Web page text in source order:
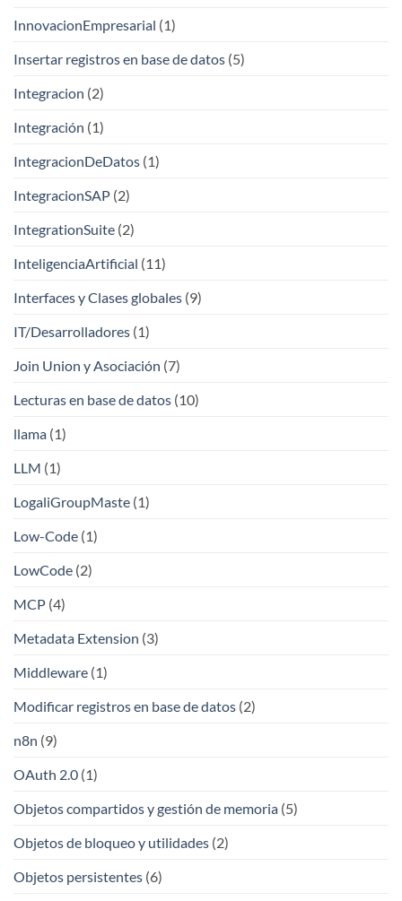
InnovacionEmpresarial (1)
Insertar registros en base de datos (5)
Integracion (2)
Integración (1)
IntegracionDeDatos (1)
IntegracionSAP (2)
IntegrationSuite (2)
InteligenciaArtificial (11)
Interfaces y Clases globales (9)
IT/Desarrolladores (1)
Join Union y Asociación (7)
Lecturas en base de datos (10)
llama (1)
LLM (1)
LogaliGroupMaste (1)
Low-Code (1)
LowCode (2)
MCP (4)
Metadata Extension (3)
Middleware (1)
Modificar registros en base de datos (2)
n8n (9)
OAuth 2.0 (1)
Objetos compartidos y gestión de memoria (5)
Objetos de bloqueo y utilidades (2)
Objetos persistentes (6)